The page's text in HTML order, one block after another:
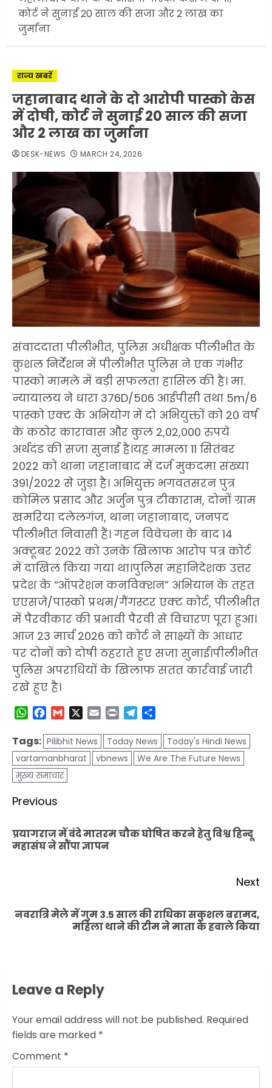
कोर्ट ने सुनाई 20 साल की सजा और 2 लाख का
जुर्माना
राज्य खबरें
जहानाबाद थाने के दो आरोपी पास्को केस
में दोषी, कोर्ट ने सुनाई 20 साल की सजा
और 2 लाख का जुर्माना
DESK-NEWS MARCH 24, 2026
संवाददाता पीलीभीत, पुलिस अधीक्षक पीलीभीत के
कुशल निर्देशन में पीलीभीत पुलिस ने एक गंभीर
पास्को मामले में बड़ी सफलता हासिल की है। मा.
न्यायालय ने धारा 376D/506 आईपीसी तथा 5m/6
पास्को एक्ट के अभियोग में दो अभियुक्तों को 20 वर्ष
के कठोर कारावास और कुल 2,02,000 रुपये
अर्थदंड की सजा सुनाई है।यह मामला 11 सितंबर
2022 को थाना जहानाबाद में दर्ज मुकदमा संख्या
391/2022 से जुड़ा है। अभियुक्त भगवतसरन पुत्र
कोमिल प्रसाद और अर्जुन पुत्र टीकाराम, दोनों ग्राम
खमरिया दलेलगंज, थाना जहानाबाद, जनपद
पीलीभीत निवासी हैं। गहन विवेचना के बाद 14
अक्टूबर 2022 को उनके खिलाफ आरोप पत्र कोर्ट
में दाखिल किया गया था।पुलिस महानिदेशक उत्तर
प्रदेश के “ऑपरेशन कनविक्शन” अभियान के तहत
एएसजे/पास्को प्रथम/गैंगस्टर एक्ट कोर्ट, पीलीभीत
में पैरवीकार की प्रभावी पैरवी से विचारण पूरा हुआ।
आज 23 मार्च 2026 को कोर्ट ने साक्ष्यों के आधार
पर दोनों को दोषी ठहराते हुए सजा सुनाई।पीलीभीत
पुलिस अपराधियों के खिलाफ सतत कार्रवाई जारी
रखे हुए है।
WhatsApp
Facebook
Gmail EmailPrint Telegram
Tags: Pilibhit News Today News
Today's Hindi News
vartamanbharat
vbnews
We Are The Future News
मुख्य समाचार
Post
navigation
Previous
प्रयागराज में वंदे मातरम चौक घोषित करने हेतु विश्व हिन्दू
महासंघ ने सौंपा ज्ञापन
Next
Next
नवरात्रि मेले में गुम 3.5 साल की राधिका सकुशल बरामद,
महिला थाने की टीम ने माता के हवाले किया
Leave a Reply
Your email address will not be published. Required
fields are marked *
Comment *